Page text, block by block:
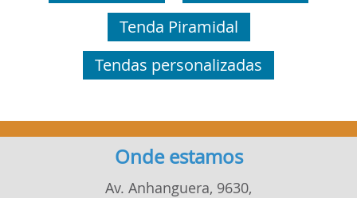
Tenda Piramidal
Tendas personalizadas
Onde estamos
Av. Anhanguera, 9630,